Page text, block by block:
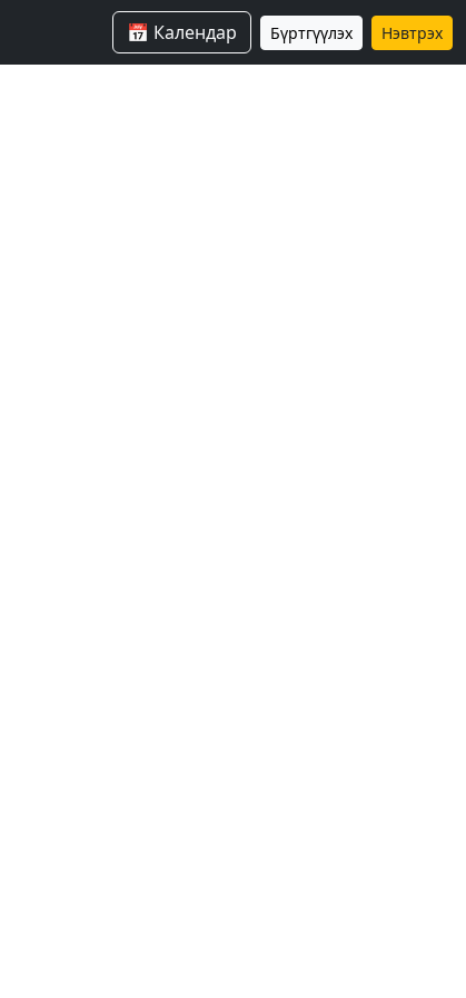
📅 Календар Бүртгүүлэх Нэвтрэх